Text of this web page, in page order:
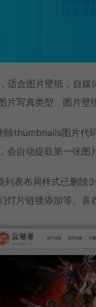
适合图片壁纸，自
片写真类型、图片
thumbnails图片代
会自动提取第一张图
表布局样式已删除
灯片链接添加等。